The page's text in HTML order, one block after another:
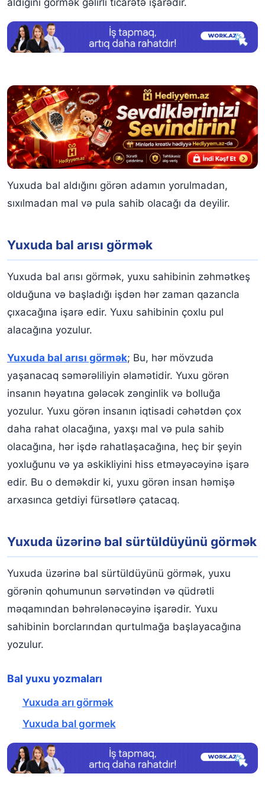
aldığını görmək gəlirli ticarətə işarədir.
Yuxuda bal aldığını görən adamın yorulmadan,
sıxılmadan mal və pula sahib olacağı da deyilir.
Yuxuda bal arısı görmək
Yuxuda bal arısı görmək, yuxu sahibinin zəhmətkeş
olduğuna və başladığı işdən hər zaman qazancla
çıxacağına işarə edir. Yuxu sahibinin çoxlu pul
alacağına yozulur.
Yuxuda bal arısı görmək; Bu, hər mövzuda
yaşanacaq səmərəliliyin əlamətidir. Yuxu görən
insanın həyatına gələcək zənginlik və bolluğa
yozulur. Yuxu görən insanın iqtisadi cəhətdən çox
daha rahat olacağına, yaxşı mal və pula sahib
olacağına, hər işdə rahatlaşacağına, heç bir şeyin
yoxluğunu və ya əskikliyini hiss etməyəcəyinə işarə
edir. Bu o deməkdir ki, yuxu görən insan həmişə
arxasınca getdiyi fürsətlərə çatacaq.
Yuxuda üzərinə bal sürtüldüyünü görmək
Yuxuda üzərinə bal sürtüldüyünü görmək, yuxu
görənin qohumunun sərvətindən və qüdrətli
məqamından bəhrələnəcəyinə işarədir. Yuxu
sahibinin borclarından qurtulmağa başlayacağına
yozulur.
Bal yuxu yozmaları
Yuxuda arı görmək
Yuxuda bal gormek